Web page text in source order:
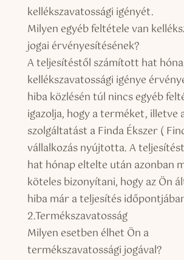
kellékszavatossági igényét.
Milyen egyéb feltétele van
jogai érvényesítésének?
A teljesítéstől számított hat
kellékszavatossági igénye
hiba közlésén túl nincs egyéb
igazolja, hogy a terméket, illetve
szolgáltatást a Finda Ékszer (
vállalkozás nyújtotta. A
hat hónap eltelte után azonban
köteles bizonyítani, hogy az Ön
hiba már a teljesítés
2.Termékszavatosság
Milyen esetben élhet Ön a
termékszavatossági jogával?